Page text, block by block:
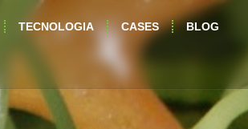
TECNOLOGIA CASES BLOG